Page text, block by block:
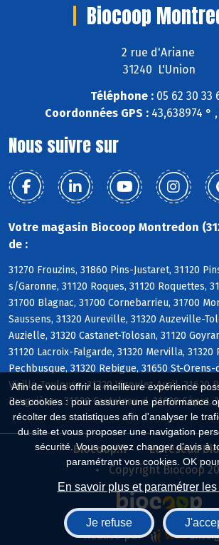
Afin de vous offrir la meilleure expérience
des cookies : pour assurer une performance
récolter des statistiques afin d'analyser le
du site et vous proposer une navigation
sécurité. Vous pouvez changer d'avis à
paramétrant vos cookies. OK
En savoir plus et paramétrer
Je refuse
Biocoop
2 rue d'Ariane
31240 L'Union
Téléphone : 05 62 30 33
Coordonnées GPS : 43,638974 °
Nous suivre sur
Votre magasin Biocoop Montredon
de :
31270 Frouzins, 31860 Pins-Justaret, 31120
s/Garonne, 31120 Roques, 31120 Roquettes,
31700 Blagnac, 31700 Cornebarrieu, 31700
Saussens, 31320 Aureville, 31320 Auzeville-
Auzielle, 31320 Castanet-Tolosan, 31120
31120 Lacroix-Falgarde, 31320 Mervilla, 31320
Pechbusque, 31320 Rebigue, 31650 St-
Vieille-Toulouse, 31320 Vigoulet-Auzil, 31620
Bruguières, 31620 Castelnau-d, 31620 Cépet,
Biocoop.fr
Le réseau
Copyright Biocoop
Réalisé par